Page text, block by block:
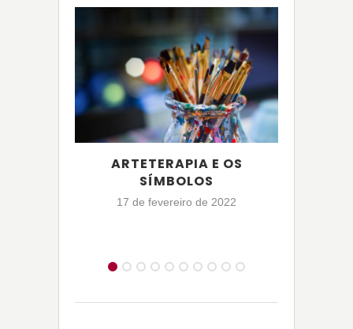
ARTETERAPIA E OS
SÍMBOLOS
17 de fevereiro de 2022